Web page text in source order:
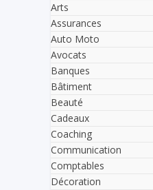
Arts
Assurances
Auto Moto
Avocats
Banques
Bâtiment
Beauté
Cadeaux
Coaching
Communication
Comptables
Décoration